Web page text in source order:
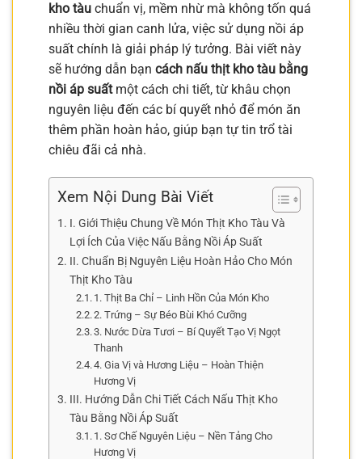
kho tàu chuẩn vị, mềm nhừ mà không tốn quá
nhiều thời gian canh lửa, việc sử dụng nồi áp
suất chính là giải pháp lý tưởng. Bài viết này
sẽ hướng dẫn bạn cách nấu thịt kho tàu bằng
nồi áp suấtmột cách chi tiết, từ khâu chọn
nguyên liệu đến các bí quyết nhỏ để món ăn
thêm phần hoàn hảo, giúp bạn tự tin trổ tài
chiêu đãi cả nhà.
Xem Nội Dung Bài Viết
I. Giới Thiệu Chung Về Món Thịt Kho Tàu Và
Lợi Ích Của Việc Nấu Bằng Nồi Áp Suất
II. Chuẩn Bị Nguyên Liệu Hoàn Hảo Cho Món
Thịt Kho Tàu
1. Thịt Ba Chỉ – Linh Hồn Của Món Kho
2. Trứng – Sự Béo Bùi Khó Cưỡng
3. Nước Dừa Tươi – Bí Quyết Tạo Vị Ngọt
Thanh
4. Gia Vị và Hương Liệu – Hoàn Thiện
Hương Vị
III. Hướng Dẫn Chi Tiết Cách Nấu Thịt Kho
Tàu Bằng Nồi Áp Suất
1. Sơ Chế Nguyên Liệu – Nền Tảng Cho
Hương Vị